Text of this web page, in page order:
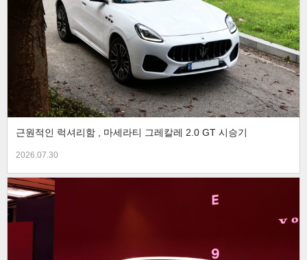
근원적인 럭셔리함 , 마세라티 그레칼레 2.0 GT 시승기
2026.07.30